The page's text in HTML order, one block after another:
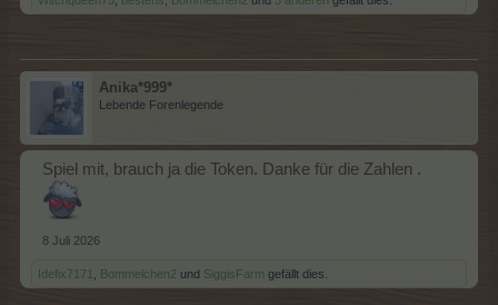
Anika*999*
Lebende Forenlegende
Spiel mit, brauch ja die Token. Danke für die Zahlen .
8 Juli 2026
Idefix7171 Bommelchen2 und SiggisFarm gefällt dies.